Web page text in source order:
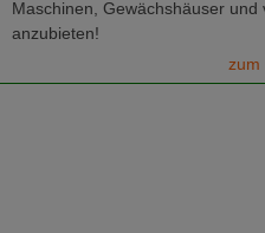
Maschinen, Gewächshäuser
anzubieten!
zum